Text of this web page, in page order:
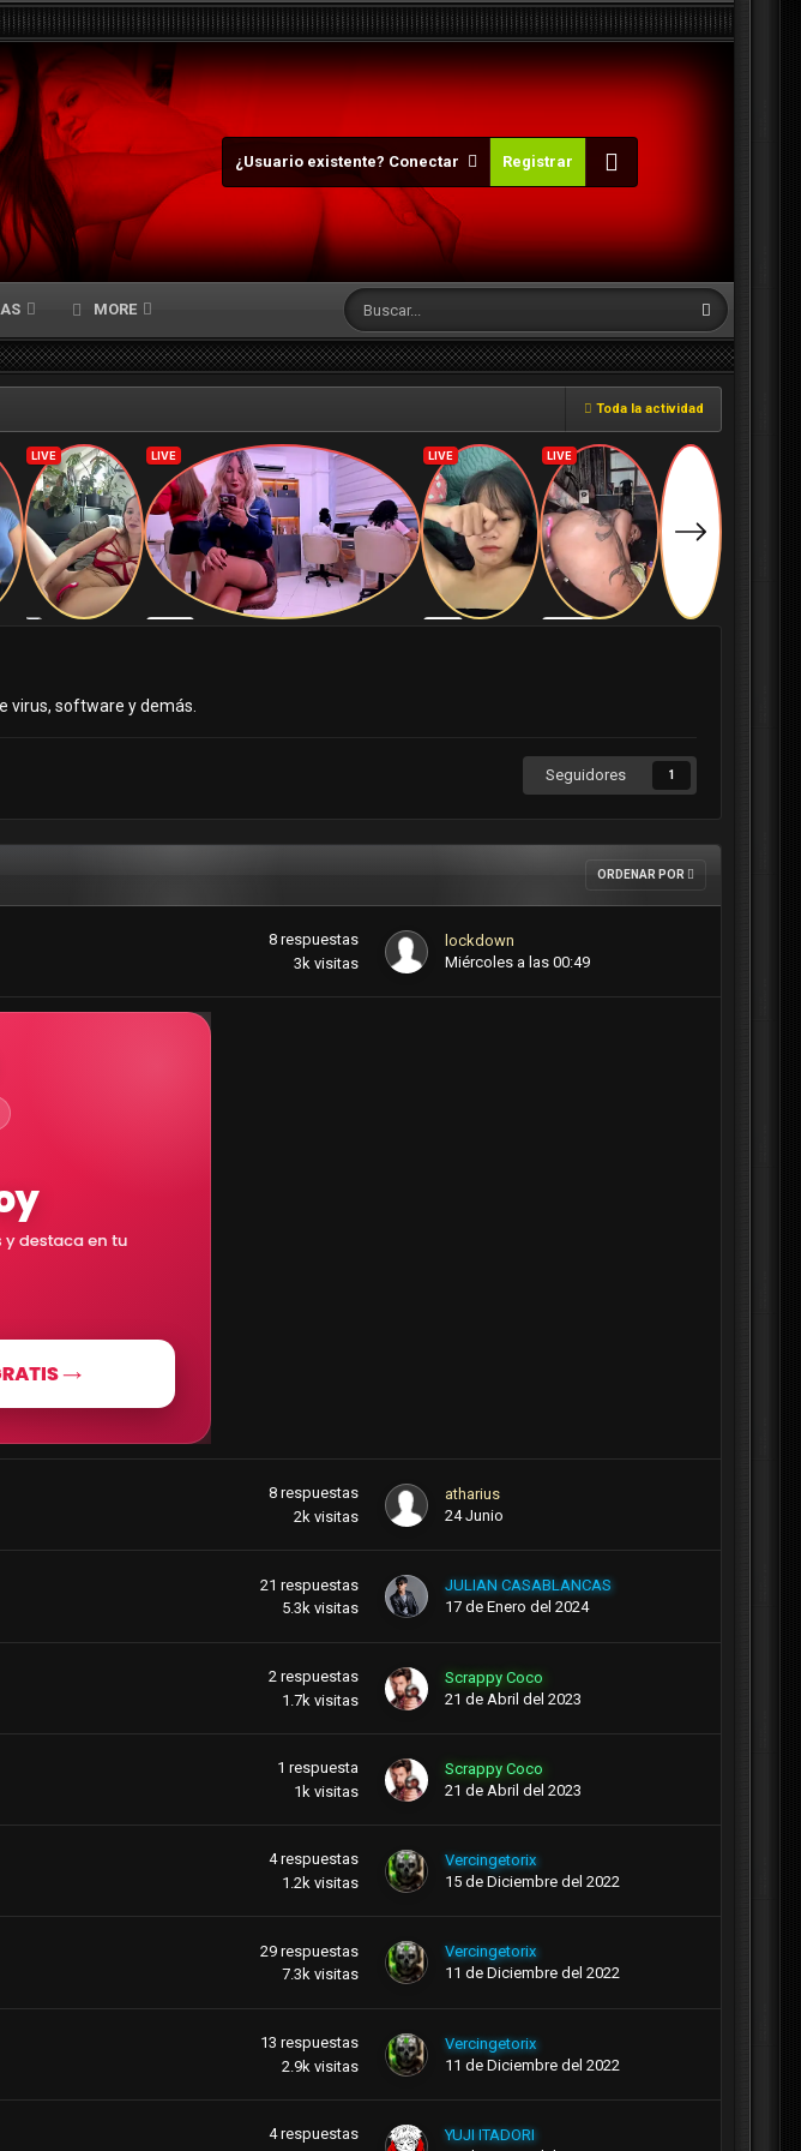
¿Usuario existente? Conectar Registrar
MORE
Toda la actividad
virus, software y demás.
Seguidores 1
ORDENAR POR
8 respuestas
3k visitas
lockdown
Miércoles a las 00:49
8 respuestas
2k visitas
atharius
24 Junio
21 respuestas
5.3k visitas
JULIAN CASABLANCAS
17 de Enero del 2024
2 respuestas
1.7k visitas
Scrappy Coco
21 de Abril del 2023
1 respuesta
1k visitas
Scrappy Coco
21 de Abril del 2023
4 respuestas
1.2k visitas
Vercingetorix
15 de Diciembre del 2022
29 respuestas
7.3k visitas
Vercingetorix
11 de Diciembre del 2022
13 respuestas
2.9k visitas
Vercingetorix
11 de Diciembre del 2022
4 respuestas
YUJI ITADORI